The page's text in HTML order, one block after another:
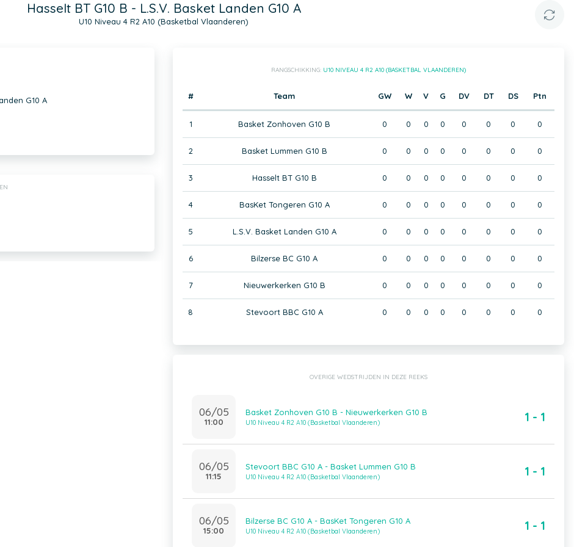
Hasselt BT G10 B - L.S.V. Basket Landen G10 A
U10 Niveau 4 R2 A10 (Basketbal Vlaanderen)
G10 A
RANGSCHIKKING: U10 NIVEAU 4 R2 A10 (BASKETBAL VLAANDEREN)
# Team GW W V G DV DT DS Ptn
1 Basket Zonhoven G10 B 0 0 0 0 0 0 0 0
2 Basket Lummen G10 B 0 0 0 0 0 0 0 0
3 Hasselt BT G10 B 0 0 0 0 0 0 0 0
4 BasKet Tongeren G10 A 0 0 0 0 0 0 0 0
5 L.S.V. Basket Landen G10 A 0 0 0 0 0 0 0 0
6 Bilzerse BC G10 A 0 0 0 0 0 0 0 0
7 Nieuwerkerken G10 B 0 0 0 0 0 0 0 0
8 Stevoort BBC G10 A 0 0 0 0 0 0 0 0
OVERIGE WEDSTRIJDEN IN DEZE REEKS
06/05
11:00
Basket Zonhoven G10 B - Nieuwerkerken G10 B
U10 Niveau 4 R2 A10 (Basketbal Vlaanderen) 1 - 1
06/05
11:15
Stevoort BBC G10 A - Basket Lummen G10 B
U10 Niveau 4 R2 A10 (Basketbal Vlaanderen) 1 - 1
06/05
15:00
Bilzerse BC G10 A - BasKet Tongeren G10 A
U10 Niveau 4 R2 A10 (Basketbal Vlaanderen) 1 - 1